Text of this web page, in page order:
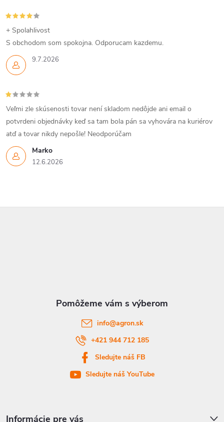
9.7.2026
+ Spolahlivost
S obchodom som spokojna. Odporucam kazdemu.
Marko
12.6.2026
Veľmi zle skúsenosti tovar není skladom nedôjde ani email o
potvrdeni objednávky keď sa tam bola pán sa vyhovára na kuriérov
atď a tovar nikdy nepošle! Neodporúčam
Informácie pre vás
info@agron.sk
+421 944 712 185
Sledujte náš FB
Sledujte náš YouTube